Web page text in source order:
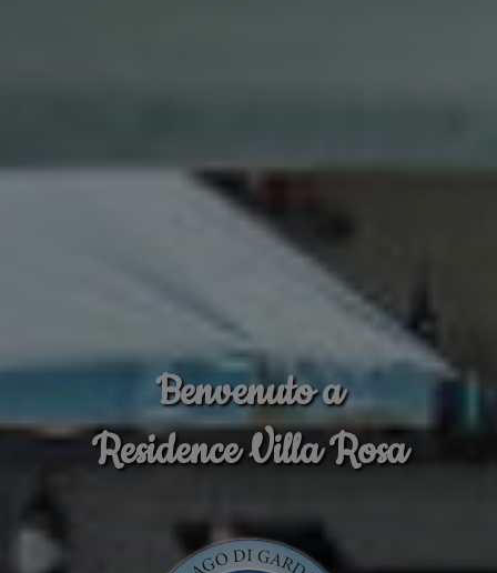
Benvenuto a
Residence Villa Rosa